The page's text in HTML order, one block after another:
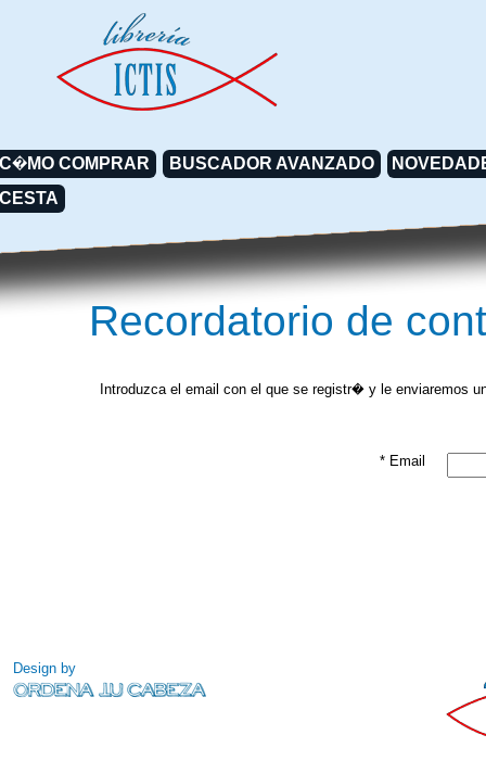
C�MO COMPRAR
BUSCADOR AVANZADO
CESTA
Recordatorio de
Introduzca el email con el que se registr� y le enviaremos
* Email
Design by